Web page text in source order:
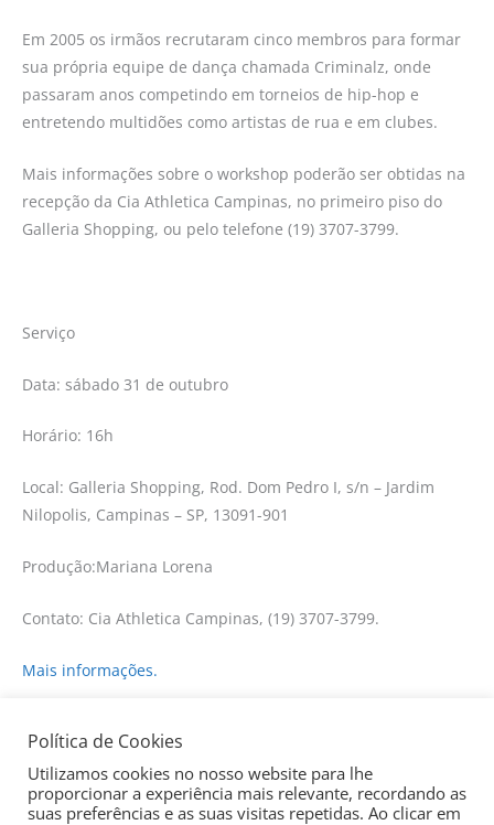
Em 2005 os irmãos recrutaram cinco membros para formar
sua própria equipe de dança chamada Criminalz, onde
passaram anos competindo em torneios de hip-hop e
entretendo multidões como artistas de rua e em clubes.
Mais informações sobre o workshop poderão ser obtidas na
recepção da Cia Athletica Campinas, no primeiro piso do
Galleria Shopping, ou pelo telefone (19) 3707-3799.
Serviço
Data: sábado 31 de outubro
Horário: 16h
Local: Galleria Shopping, Rod. Dom Pedro I, s/n – Jardim
Nilopolis, Campinas – SP, 13091-901
Produção:Mariana Lorena
Contato: Cia Athletica Campinas, (19) 3707-3799.
Mais informações.
←Post anterior
Política de Cookies
Utilizamos cookies no nosso website para lhe
proporcionar a experiência mais relevante, recordando as
suas preferências e as suas visitas repetidas. Ao clicar em